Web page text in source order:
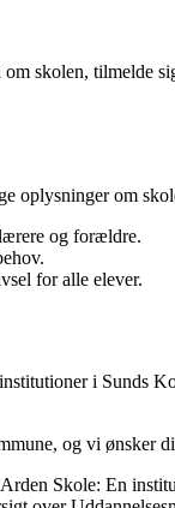
skolen, tilmelde
oplysninger om
og forældre.
for alle elever.
i Sunds
og vi ønsker
Arden Skole: En